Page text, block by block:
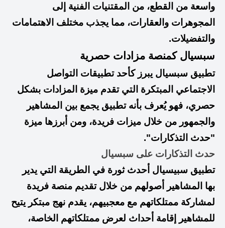
واسعة من القطع، من المقتنيات الفنية إلى
المجوهرات والعقارات، مما يجذب مختلف الاهتمامات
والتفضيلات.
سبسيال كمنصة مزادات حصرية
تطبيق سبسيال يبرز كأحد تطبيقات التواصل
الاجتماعي المبتكرة التي تقدم ميزة المزادات بشكل
حصري، فهو يُعرف بأنه تطبيق يجمع بين المشاهير
والجمهور من خلال ميزات فريدة، ومن أبرزها ميزة
"حدث التذكارات".
حدث التذكارات على سبسيال
تطبيق سبيسيال أحدث ثورة في الطريقة التي يدير
بها المشاهير أصولهم من خلال تقديم منصة فريدة
لمشاركة ممتلكاتهم مع معجبيهم، يقدم نهج مبتكر يتيح
للمشاهير إقامة أحداث لعرض ممتلكاتهم الخاصة،